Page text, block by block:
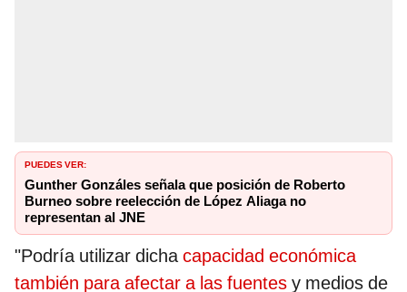
PUEDES VER:
Gunther Gonzáles señala que posición de Roberto
Burneo sobre reelección de López Aliaga no
representan al JNE
"Podría utilizar dichacapacidad económica
también para afectar a las fuentes y medios de